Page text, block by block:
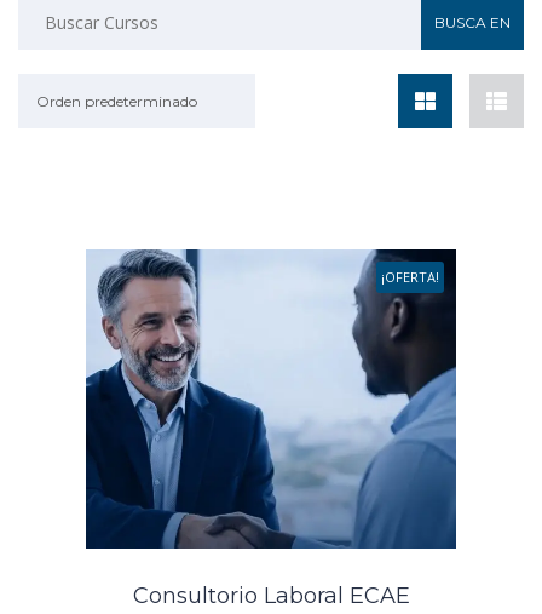
Orden predeterminado
¡OFERTA!
Consultorio Laboral ECAE